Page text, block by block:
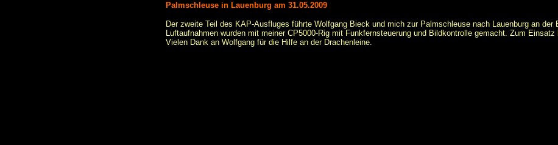
Palmschleuse in Lauenburg am 31.05.2009
Der zweite Teil des KAP-Ausfluges führte Wolfgang Bieck und mich zur Palmschleuse nach Lauenburg an der
Luftaufnahmen wurden mit meiner CP5000-Rig mit Funkfernsteuerung und Bildkontrolle gemacht. Zum
Vielen Dank an Wolfgang für die Hilfe an der Drachenleine.